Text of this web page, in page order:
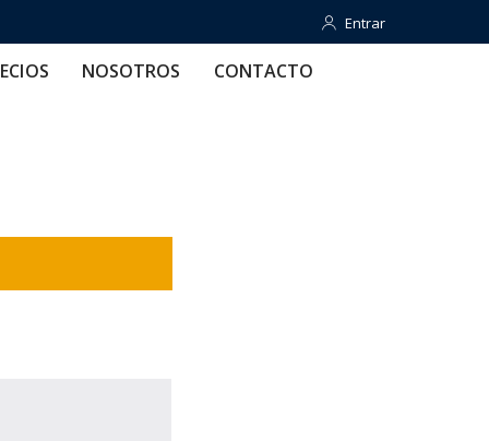
Entrar
Entrar
NOSOTROS CONTACTO